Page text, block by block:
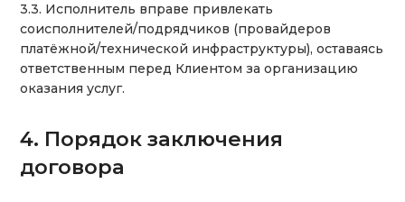
3.3. Исполнитель вправе привлекать
соисполнителей/подрядчиков (провайдеров
платёжной/технической инфраструктуры), оставаясь
ответственным перед Клиентом за организацию
оказания услуг.
4. Порядок заключения
договора